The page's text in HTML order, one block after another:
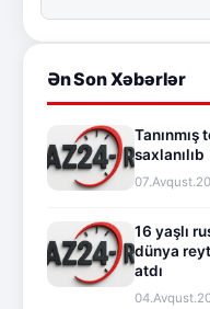
Ən Son Xəbərlər
saxlanılıb
16 yaşlı
dünya
atdı